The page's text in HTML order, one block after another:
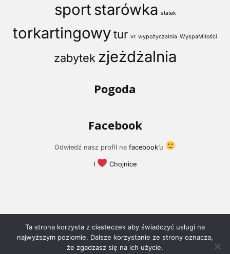
sport starówka statek
torkartingowytur vr wypożyczalnia WyspaMiłości
zabytek zjeżdżalnia
Pogoda
Facebook
Odwiedź nasz profil nafacebook’u
I Chojnice
Ta strona korzysta z ciasteczek aby świadczyć usługi na
najwyższym poziomie. Dalsze korzystanie ze strony oznacza,
że zgadzasz się na ich użycie.